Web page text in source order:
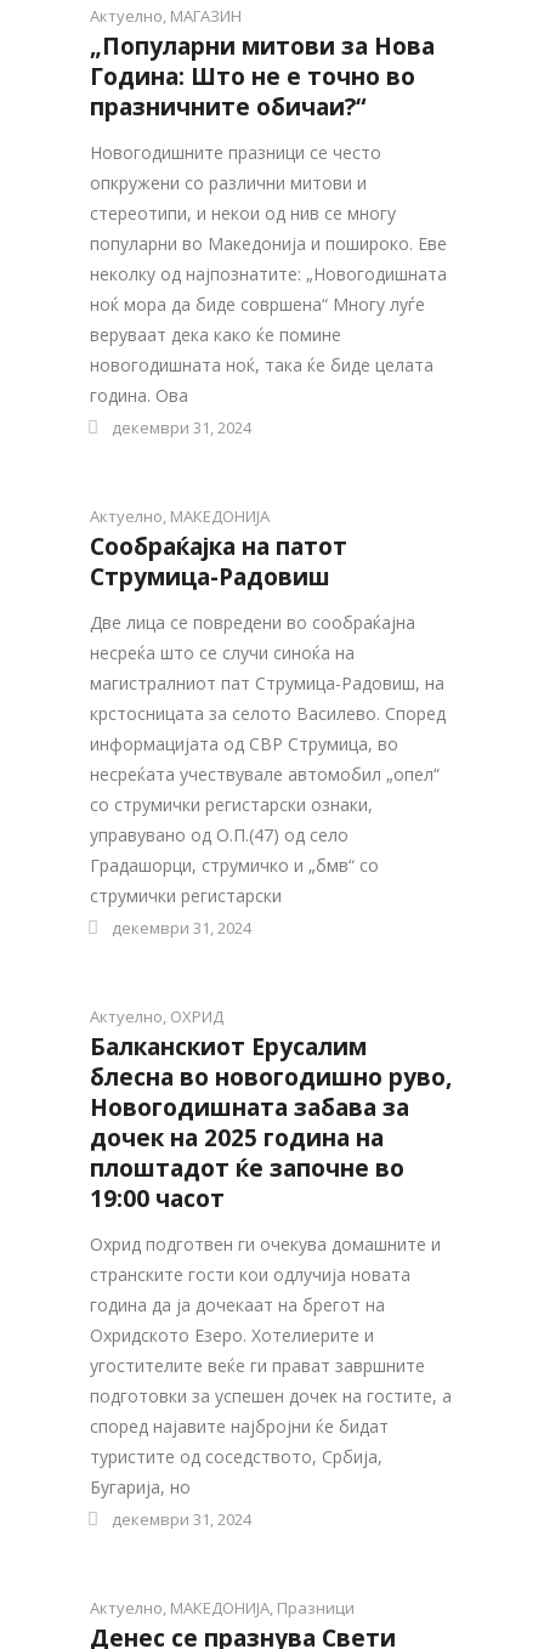
Актуелно, МАГАЗИН
„Популарни митови за Нова
Година: Што не е точно во
празничните обичаи?“
Новогодишните празници се често
опкружени со различни митови и
стереотипи, и некои од нив се многу
популарни во Македонија и пошироко. Еве
неколку од најпознатите: „Новогодишната
ноќ мора да биде совршена“ Многу луѓе
веруваат дека како ќе помине
новогодишната ноќ, така ќе биде целата
година. Ова
декември 31, 2024
Актуелно, МАКЕДОНИЈА
Сообраќајка на патот
Струмица-Радовиш
Две лица се повредени во сообраќајна
несреќа што се случи синоќа на
магистралниот пат Струмица-Радовиш, на
крстосницата за селото Василево. Според
информацијата од СВР Струмица, во
несреќата учествувале автомобил „опел“
со струмички регистарски ознаки,
управувано од О.П.(47) од село
Градашорци, струмичко и „бмв“ со
струмички регистарски
декември 31, 2024
Актуелно, ОХРИД
Балканскиот Ерусалим
блесна во новогодишно руво,
Новогодишната забава за
дочек на 2025 година на
плоштадот ќе започне во
19:00 часот
Охрид подготвен ги очекува домашните и
странските гости кои одлучија новата
година да ја дочекаат на брегот на
Охридското Езеро. Хотелиерите и
угостителите веќе ги прават завршните
подготовки за успешен дочек на гостите, а
според најавите најбројни ќе бидат
туристите од соседството, Србија,
Бугарија, но
декември 31, 2024
Актуелно, МАКЕДОНИЈА, Празници
Денес се празнува Свети